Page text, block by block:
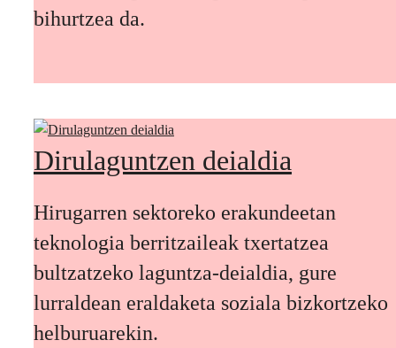
bihurtzea da.
Dirulaguntzen deialdia
Hirugarren sektoreko erakundeetan
teknologia berritzaileak txertatzea
bultzatzeko laguntza-deialdia, gure
lurraldean eraldaketa soziala bizkortzeko
helburuarekin.